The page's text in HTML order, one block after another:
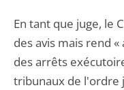
En tant que juge, le
des avis mais rend
des arrêts
tribunaux de l'ordre